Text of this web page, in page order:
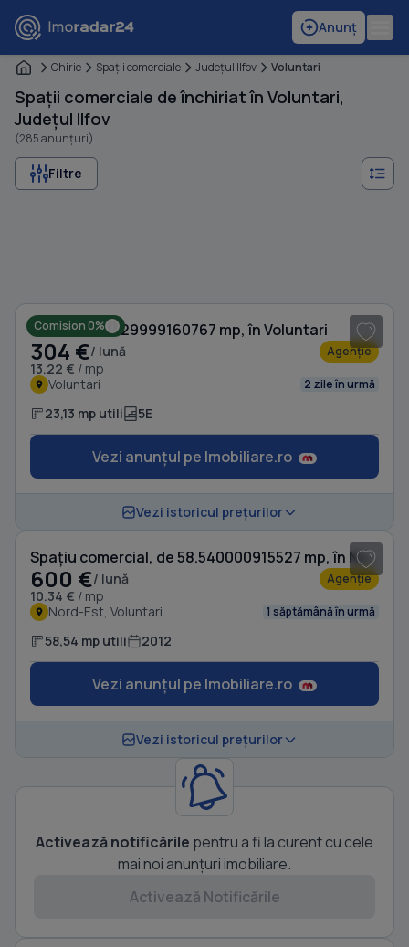
Anunț
Chirie Spaţii comerciale Judeţul Ilfov Voluntari
Spații comerciale de închiriat în Voluntari,
Județul Ilfov
(285 anunțuri)
Filtre
Comision 0%
Birou, de 23.129999160767 mp, în Voluntari
304 €/ lună
13.22 € / mp
Agenție
Voluntari 2 zile în urmă
23,13 mp utili 5E
Vezi anunțul pe Imobiliare.ro
Vezi istoricul prețurilor
Spațiu comercial, de 58.540000915527 mp, în Nord-Est
600 €/ lună
10.34 € / mp
Agenție
Nord-Est, Voluntari 1 săptămână în urmă
58,54 mp utili 2012
Vezi anunțul pe Imobiliare.ro
Vezi istoricul prețurilor
Activează notificările pentru a fi la curent cu cele
mai noi anunțuri imobiliare.
Activează Notificările